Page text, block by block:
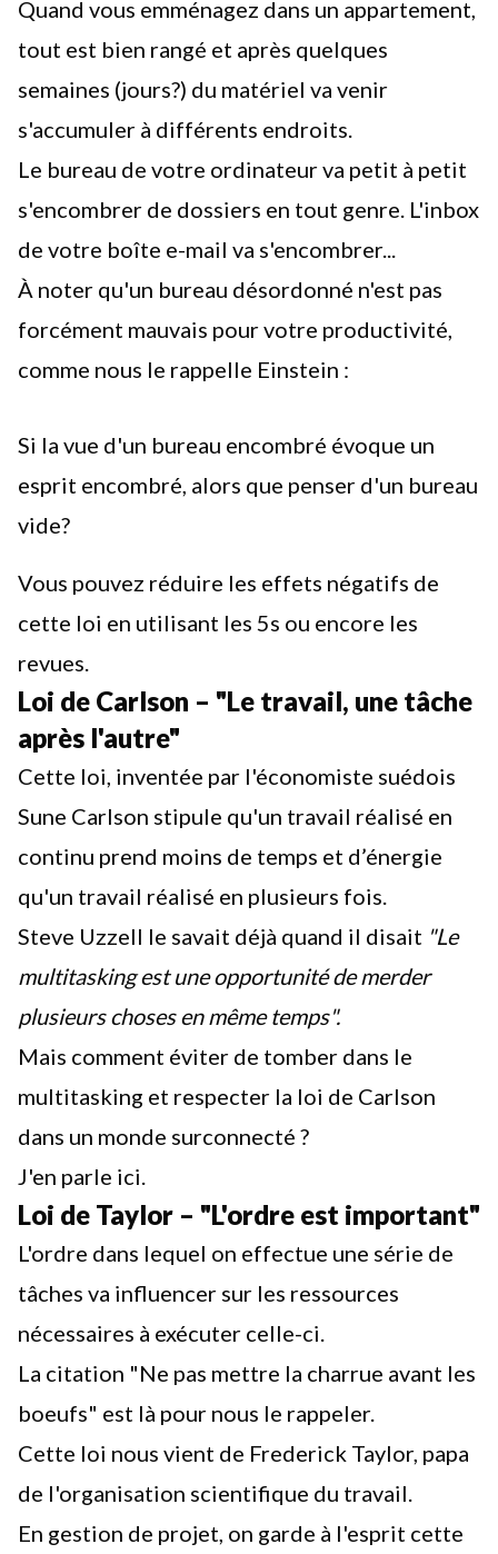
Quand vous emménagez dans un appartement,
tout est bien rangé et après quelques
semaines (jours?) du matériel va venir
s'accumuler à différents endroits.
Le bureau de votre ordinateur va petit à petit
s'encombrer de dossiers en tout genre. L'inbox
de votre boîte e-mail va s'encombrer...
À noter qu'un bureau désordonné n'est pas
forcément mauvais pour votre productivité,
comme nous le rappelle Einstein :
Si la vue d'un bureau encombré évoque un
esprit encombré, alors que penser d'un bureau
vide?
Vous pouvez réduire les effets négatifs de
cette loi en utilisant les 5s ou encore les
revues.
Loi de Carlson – "Le travail, une tâche
après l'autre"
Cette loi, inventée par l'économiste suédois
Sune Carlson stipule qu'un travail réalisé en
continu prend moins de temps et d’énergie
qu'un travail réalisé en plusieurs fois.
Steve Uzzell le savait déjà quand il disait "Le
multitasking est une opportunité de merder
plusieurs choses en même temps".
Mais comment éviter de tomber dans le
multitasking et respecter la loi de Carlson
dans un monde surconnecté ?
J'en parle ici.
Loi de Taylor – "L'ordre est important"
L'ordre dans lequel on effectue une série de
tâches va influencer sur les ressources
nécessaires à exécuter celle-ci.
La citation "Ne pas mettre la charrue avant les
boeufs" est là pour nous le rappeler.
Cette loi nous vient de Frederick Taylor, papa
de l'organisation scientifique du travail.
En gestion de projet, on garde à l'esprit cette